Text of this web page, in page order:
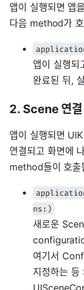
앱이 실행되면 앱
다음 method가
앱이 실행되
완료된 뒤,
2. Scene 연결
앱이 실행되면
연결되고 화면에
method들이 호출
ns:)
새로운
여기서
지정하는 등